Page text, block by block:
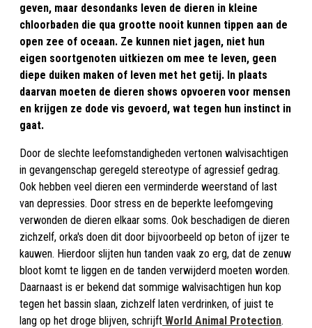
geven, maar desondanks leven de dieren in kleine
chloorbaden die qua grootte nooit kunnen tippen aan de
open zee of oceaan. Ze kunnen niet jagen, niet hun
eigen soortgenoten uitkiezen om mee te leven, geen
diepe duiken maken of leven met het getij. In plaats
daarvan moeten de dieren shows opvoeren voor mensen
en krijgen ze dode vis gevoerd, wat tegen hun instinct in
gaat.
Door de slechte leefomstandigheden vertonen walvisachtigen
in gevangenschap geregeld stereotype of agressief gedrag.
Ook hebben veel dieren een verminderde weerstand of last
van depressies. Door stress en de beperkte leefomgeving
verwonden de dieren elkaar soms. Ook beschadigen de dieren
zichzelf, orka's doen dit door bijvoorbeeld op beton of ijzer te
kauwen. Hierdoor slijten hun tanden vaak zo erg, dat de zenuw
bloot komt te liggen en de tanden verwijderd moeten worden.
Daarnaast is er bekend dat sommige walvisachtigen hun kop
tegen het bassin slaan, zichzelf laten verdrinken, of juist te
lang op het droge blijven, schrijft World Animal Protection.